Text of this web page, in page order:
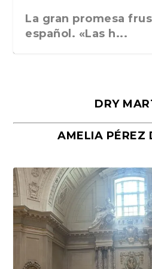
La gran promesa
español. «Las h...
Málaga, verso en
Porras y Salvador...
«La cocina hebrea.
del pueblo judío e...
DRY
AMELIA PÉREZ